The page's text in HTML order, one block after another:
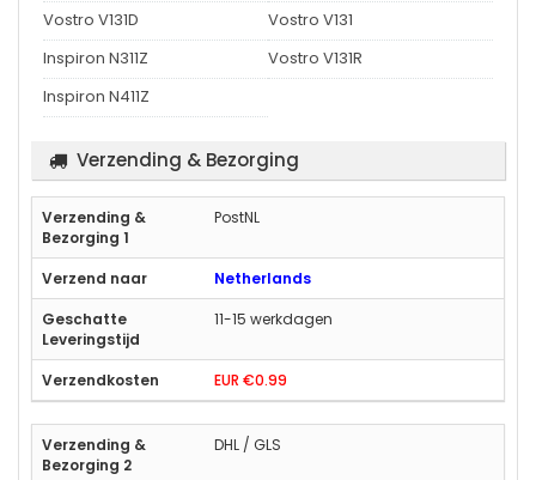
Vostro V131D
Vostro V131
Inspiron N311Z
Vostro V131R
Inspiron N411Z
Verzending & Bezorging
PostNL
Netherlands
11-15 werkdagen
EUR €0.99
DHL / GLS